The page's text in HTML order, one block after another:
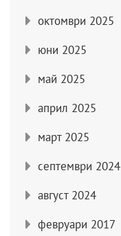
октомври 2025
юни 2025
май 2025
април 2025
март 2025
септември 2024
август 2024
февруари 2017